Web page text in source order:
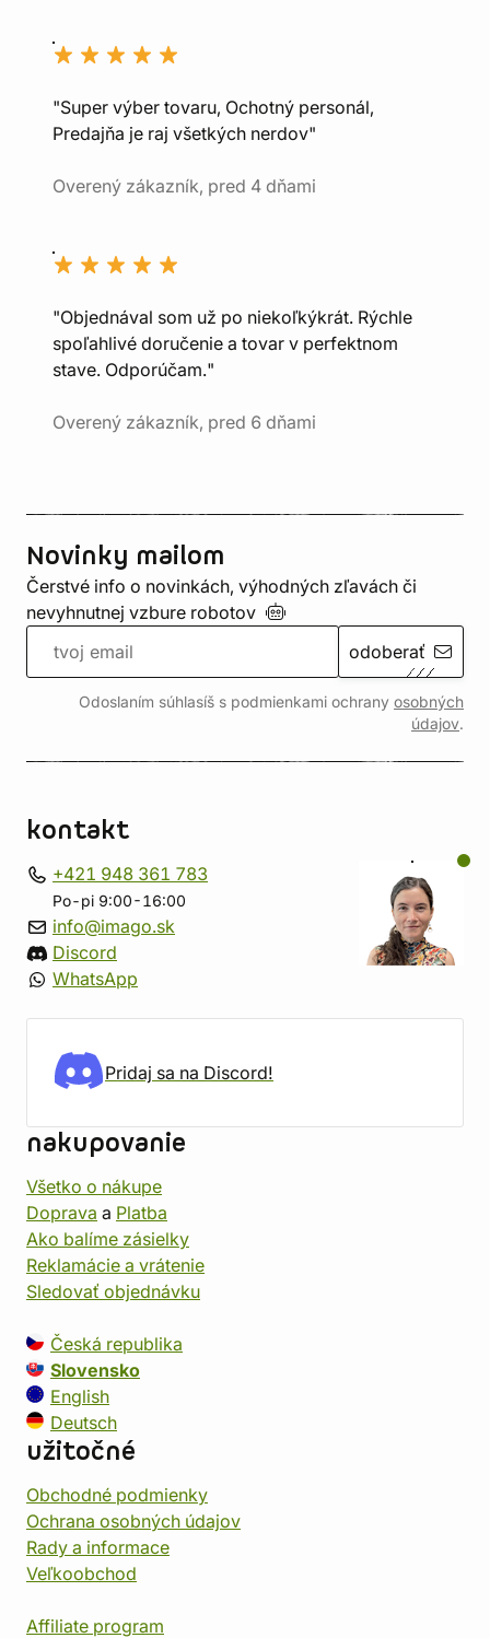
"Super výber tovaru, Ochotný personál,
Predajňa je raj všetkých nerdov"
Overený zákazník, pred 4 dňami
"Objednával som už po niekoľkýkrát. Rýchle
spoľahlivé doručenie a tovar v perfektnom
stave. Odporúčam."
Overený zákazník, pred 6 dňami
Novinky mailom
Čerstvé info o novinkách, výhodných zľavách či
nevyhnutnej vzbure robotov
odoberať
Odoslaním súhlasíš s podmienkami ochrany osobných
údajov.
kontakt
+421 948 361 783
Po-pi 9:00-16:00
info@imago.sk
Discord
WhatsApp
Pridaj sa na Discord!
nakupovanie
Všetko o nákupe
Doprava a Platba
Ako balíme zásielky
Reklamácie a vrátenie
Sledovať objednávku
Česká republika
Slovensko
English
Deutsch
užitočné
Obchodné podmienky
Ochrana osobných údajov
Rady a informace
Veľkoobchod
Affiliate program